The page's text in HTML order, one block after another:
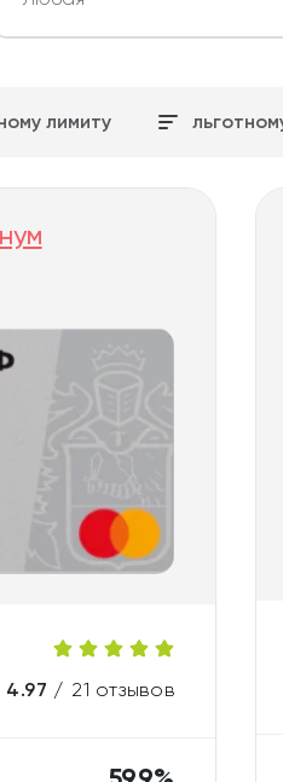
лимиту
4.97 / 21 отзывов